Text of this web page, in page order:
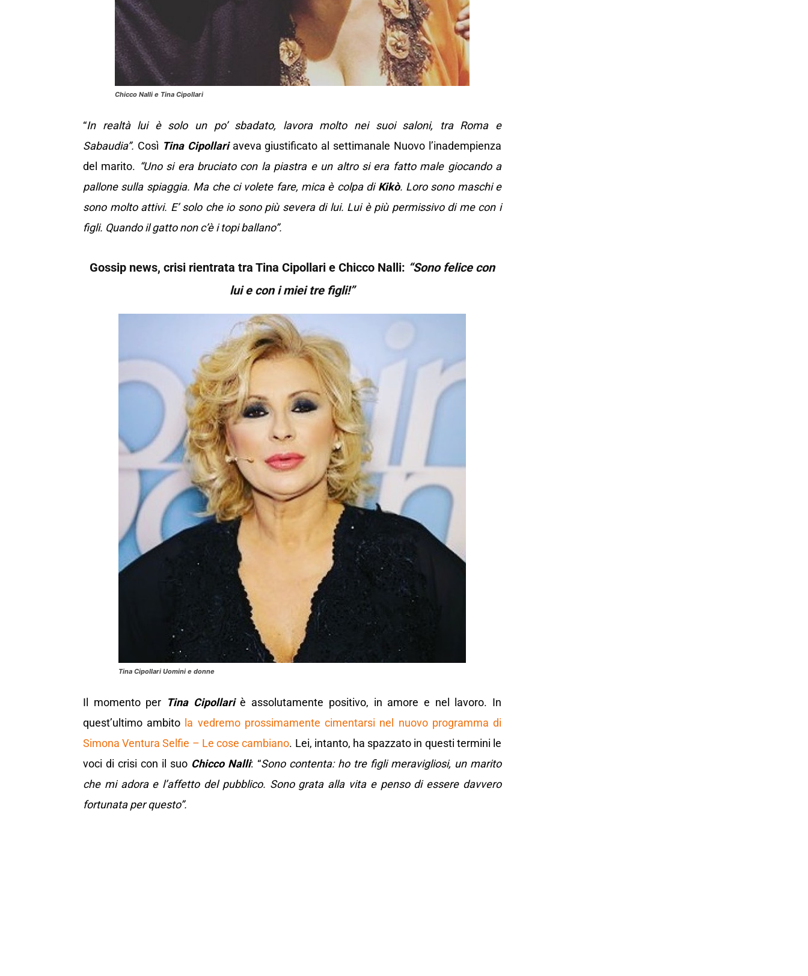
Chicco Nalli e Tina Cipollari
“In realtà lui è solo un po’ sbadato, lavora molto nei suoi saloni, tra Roma e
Sabaudia”. Così Tina Cipollariaveva giustificato al settimanale Nuovo l’inadempienza
del marito. “Uno si era bruciato con la piastra e un altro si era fatto male giocando a
pallone sulla spiaggia. Ma che ci volete fare, mica è colpa diKikò. Loro sono maschi e
sono molto attivi. E’ solo che io sono più severa di lui. Lui è più permissivo di me con i
figli. Quando il gatto non c’è i topi ballano”.
Gossip news, crisi rientrata tra Tina Cipollari e Chicco Nalli: “Sono felice con
lui e con i miei tre figli!”
Tina Cipollari Uomini e donne
Il momento per Tina Cipollari è assolutamente positivo, in amore e nel lavoro. In
quest’ultimo ambito la vedremo prossimamente cimentarsi nel nuovo programma di
Simona Ventura Selfie – Le cose cambiano. Lei, intanto, ha spazzato in questi termini le
voci di crisi con il suo Chicco Nalli: “Sono contenta: ho tre figli meravigliosi, un marito
che mi adora e l’affetto del pubblico. Sono grata alla vita e penso di essere davvero
fortunata per questo”.